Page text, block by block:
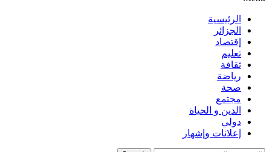
الرئيسية
الجزائر
إقتصاد
تعليم
ثقافة
رياضة
صحة
مجتمع
الدين و الحياة
دولي
إعلانات وإشهار